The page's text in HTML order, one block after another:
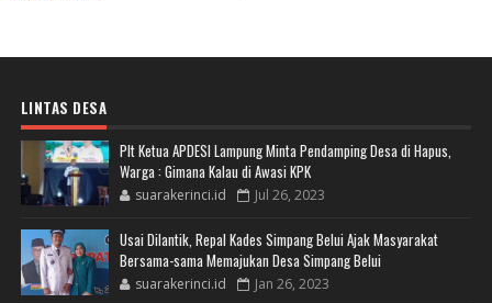
LINTAS DESA
Plt Ketua APDESI Lampung Minta Pendamping Desa di Hapus,
Warga : Gimana Kalau di Awasi KPK
suarakerinci.id Jul 26, 2023
Usai Dilantik, Repal Kades Simpang Belui Ajak Masyarakat
Bersama-sama Memajukan Desa Simpang Belui
suarakerinci.id Jan 26, 2023